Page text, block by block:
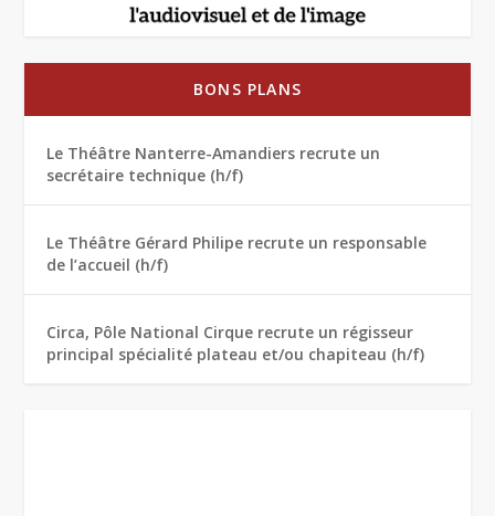
BONS PLANS
Le Théâtre Nanterre-Amandiers recrute un
secrétaire technique (h/f)
Le Théâtre Gérard Philipe recrute un responsable
de l’accueil (h/f)
Circa, Pôle National Cirque recrute un régisseur
principal spécialité plateau et/ou chapiteau (h/f)